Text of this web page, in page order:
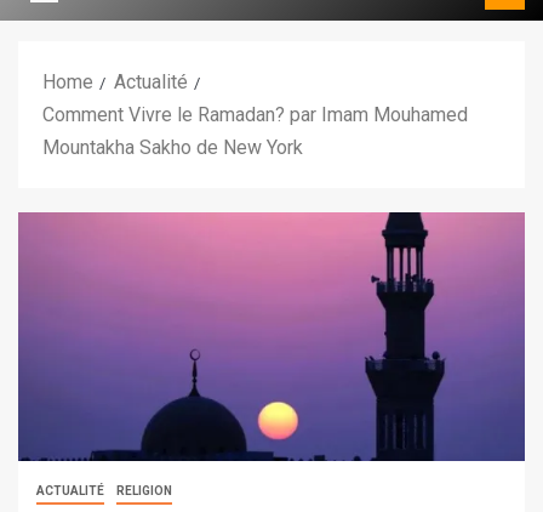
Home
Actualité
Comment Vivre le Ramadan? par Imam Mouhamed
Mountakha Sakho de New York
ACTUALITÉ RELIGION